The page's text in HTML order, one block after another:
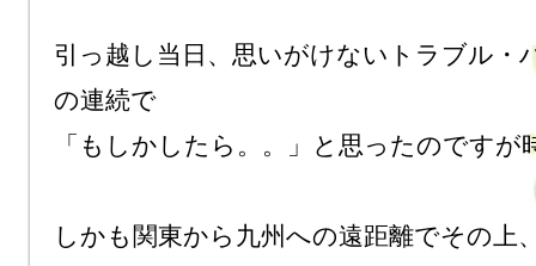
引っ越し当日、思いがけないトラブル・
の連続で
「もしかしたら。。」と思ったのですが
しかも関東から九州への遠距離でその上